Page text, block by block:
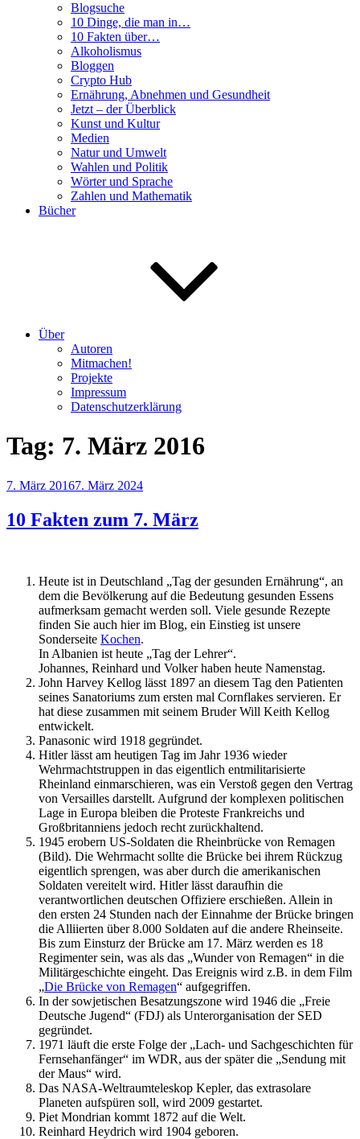
Blogsuche
10 Dinge, die man in…
10 Fakten über…
Alkoholismus
Bloggen
Crypto Hub
Ernährung, Abnehmen und Gesundheit
Jetzt – der Überblick
Kunst und Kultur
Medien
Natur und Umwelt
Wahlen und Politik
Wörter und Sprache
Zahlen und Mathematik
Bücher
Über
Autoren
Mitmachen!
Projekte
Impressum
Datenschutzerklärung
Tag: 7. März 2016
Veröffentlicht
7. März 20167. März 2024
10 Fakten zum 7. März
Heute ist in Deutschland „Tag der gesunden Ernährung“, an
dem die Bevölkerung auf die Bedeutung gesunden Essens
aufmerksam gemacht werden soll. Viele gesunde Rezepte
finden Sie auch hier im Blog, ein Einstieg ist unsere
Sonderseite Kochen.
In Albanien ist heute „Tag der Lehrer“.
Johannes, Reinhard und Volker haben heute Namenstag.
John Harvey Kellog lässt 1897 an diesem Tag den Patienten
seines Sanatoriums zum ersten mal Cornflakes servieren. Er
hat diese zusammen mit seinem Bruder Will Keith Kellog
entwickelt.
Panasonic wird 1918 gegründet.
Hitler lässt am heutigen Tag im Jahr 1936 wieder
Wehrmachtstruppen in das eigentlich entmilitarisierte
Rheinland einmarschieren, was ein Verstoß gegen den Vertrag
von Versailles darstellt. Aufgrund der komplexen politischen
Lage in Europa bleiben die Proteste Frankreichs und
Großbritanniens jedoch recht zurückhaltend.
1945 erobern US-Soldaten die Rheinbrücke von Remagen
(Bild). Die Wehrmacht sollte die Brücke bei ihrem Rückzug
eigentlich sprengen, was aber durch die amerikanischen
Soldaten vereitelt wird. Hitler lässt daraufhin die
verantwortlichen deutschen Offiziere erschießen. Allein in
den ersten 24 Stunden nach der Einnahme der Brücke bringen
die Alliierten über 8.000 Soldaten auf die andere Rheinseite.
Bis zum Einsturz der Brücke am 17. März werden es 18
Regimenter sein, was als das „Wunder von Remagen“ in die
Militärgeschichte eingeht. Das Ereignis wird z.B. in dem Film
„Die Brücke von Remagen“ aufgegriffen.
In der sowjetischen Besatzungszone wird 1946 die „Freie
Deutsche Jugend“ (FDJ) als Unterorganisation der SED
gegründet.
1971 läuft die erste Folge der „Lach- und Sachgeschichten für
Fernsehanfänger“ im WDR, aus der später die „Sendung mit
der Maus“ wird.
Das NASA-Weltraumteleskop Kepler, das extrasolare
Planeten aufspüren soll, wird 2009 gestartet.
Piet Mondrian kommt 1872 auf die Welt.
Reinhard Heydrich wird 1904 geboren.